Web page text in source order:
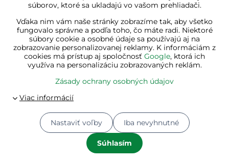
© 2026 Jurhan.com 💚 | Všetky práva vyhradené
Predvoľby súkromia
Zásady ochrany osobných údajov
Stav objednávky
súborov, ktoré sa ukladajú vo vašom prehliadači.
Vďaka nim vám naše stránky zobrazíme tak, aby všetko
fungovalo správne a podľa toho, čo máte radi. Niektoré
súbory cookie a osobné údaje sa používajú aj na
zobrazovanie personalizovanej reklamy. K informáciám z
cookies má prístup aj spoločnosť Google, ktorá ich
využíva na personalizáciu zobrazovaných reklám.
Zásady ochrany osobných údajov
Nastaviť voľby
Súhlasím
Iba nevyhnutné